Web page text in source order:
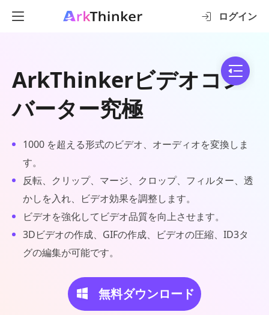
ログイン
ArkThinkerビデオコン
バーター究極
1000 を超える形式のビデオ、オーディオを変換しま
す。
反転、クリップ、マージ、クロップ、フィルター、透
かしを入れ、ビデオ効果を調整します。
ビデオを強化してビデオ品質を向上させます。
3Dビデオの作成、GIFの作成、ビデオの圧縮、ID3タ
グの編集が可能です。
無料ダウンロード